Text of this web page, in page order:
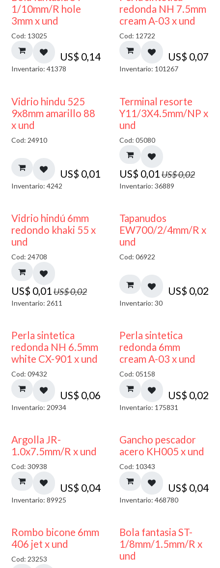
1/10mm/R hole
3mm x und
Cod: 13025
US$ 0,14
Inventario: 41378
redonda NH 7.5mm
cream A-03 x und
Cod: 12722
US$ 0,07
Inventario: 101267
40% DESCUENTO
Vidrio hindu 525
9x8mm amarillo 88
x und
Cod: 24910
US$ 0,01
Inventario: 4242
50% DESCUENTO
Terminal resorte
Y11/3X4.5mm/NP x
und
Cod: 05080
US$ 0,01US$0,02
Inventario: 36889
40% DESCUENTO
Vidrio hindú 6mm
redondo khaki 55 x
und
Cod: 24708
US$ 0,01 US$0,02
Inventario: 2611
Tapanudos
EW700/2/4mm/R x
und
Cod: 06922
US$ 0,02
Inventario: 30
Perla sintetica
redonda NH 6.5mm
white CX-901 x und
Cod: 09432
US$ 0,06
Inventario: 20934
Perla sintetica
redonda 6mm
cream A-03 x und
Cod: 05158
US$ 0,02
Inventario: 175831
Argolla JR-
1.0x7.5mm/R x und
Cod: 30938
US$ 0,04
Inventario: 89925
Gancho pescador
acero KH005 x und
Cod: 10343
US$ 0,04
Inventario: 468780
50% DESCUENTO
Rombo bicone 6mm
406 jet x und
Cod: 23253
Bola fantasia ST-
1/8mm/1.5mm/R x
und